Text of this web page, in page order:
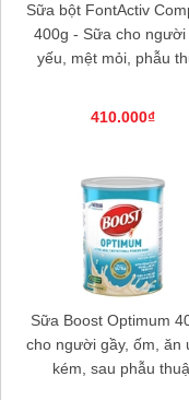
Sữa bột FontActiv
400g - Sữa cho người
yếu, mệt mỏi, phẫu
410.000₫
Sữa Boost Optimum
cho người gầy, ốm, ăn
kém, sau phẫu